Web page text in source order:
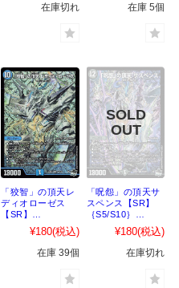
在庫切れ 在庫 5個
「狡智」の頂天レ
ディオローゼス
【SR】
｛S4/S10｝
［23EX3］
¥180(税込)
在庫 39個
「呪怨」の頂天サ
スペンス【SR】
｛S5/S10｝
［23EX3］
¥180(税込)
在庫切れ